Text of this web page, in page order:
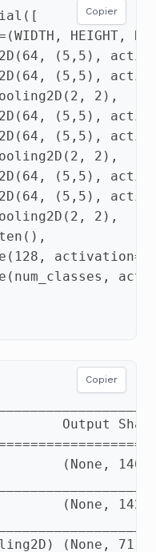
([
(WIDTH , HEIGHT ,
( 64 , ( 5 , 5 ),
( 64 , ( 5 , 5 ),
( 2 , 2 ),
( 64 , ( 5 , 5 ),
( 64 , ( 5 , 5 ),
( 2 , 2 ),
( 64 , ( 5 , 5 ),
( 64 , ( 5 , 5 ),
( 2 , 2 ),
(),
( 128 , activation=
( num_classes ,
Copier
Copier